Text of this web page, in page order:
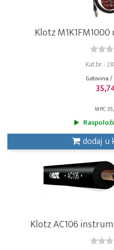
Klotz
Kat.br. :
Gotovina
MPC
dodaj u
Klotz AC106